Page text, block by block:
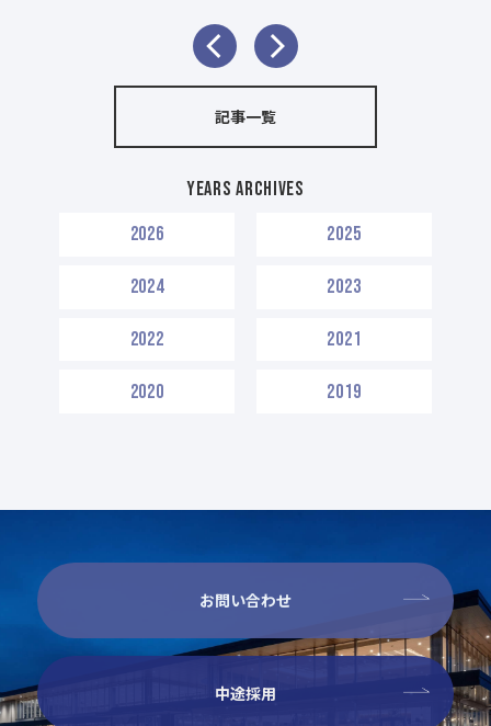
記事一覧
Years Archives
2026
2025
2024 2023
2022 2021
2020 2019
お問い合わせ
中途採用